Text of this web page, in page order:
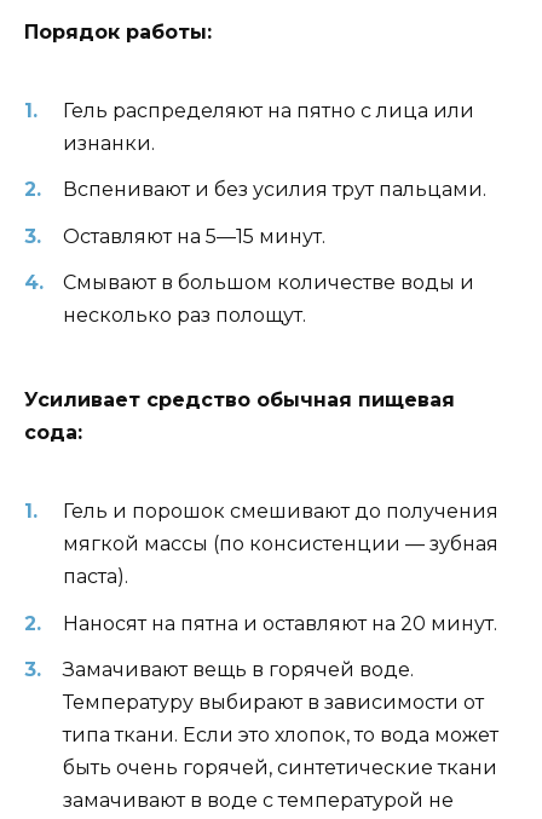
Порядок работы:
Гель распределяют на пятно с лица или
изнанки.
Вспенивают и без усилия трут пальцами.
Оставляют на 5—15 минут.
Смывают в большом количестве воды и
несколько раз полощут.
Усиливает средство обычная пищевая
сода:
Гель и порошок смешивают до получения
мягкой массы (по консистенции — зубная
паста).
Наносят на пятна и оставляют на 20 минут.
Замачивают вещь в горячей воде.
Температуру выбирают в зависимости от
типа ткани. Если это хлопок, то вода может
быть очень горячей, синтетические ткани
замачивают в воде с температурой не